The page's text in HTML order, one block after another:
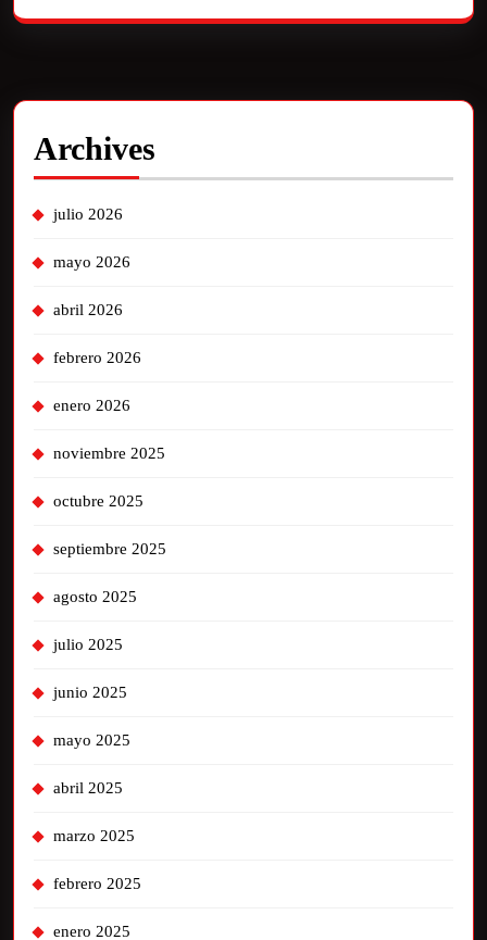
Archives
julio 2026
mayo 2026
abril 2026
febrero 2026
enero 2026
noviembre 2025
octubre 2025
septiembre 2025
agosto 2025
julio 2025
junio 2025
mayo 2025
abril 2025
marzo 2025
febrero 2025
enero 2025